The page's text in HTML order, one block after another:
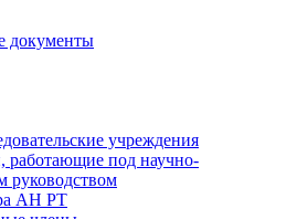
документы
учреждения
работающие под научно-
руководством
АН РТ